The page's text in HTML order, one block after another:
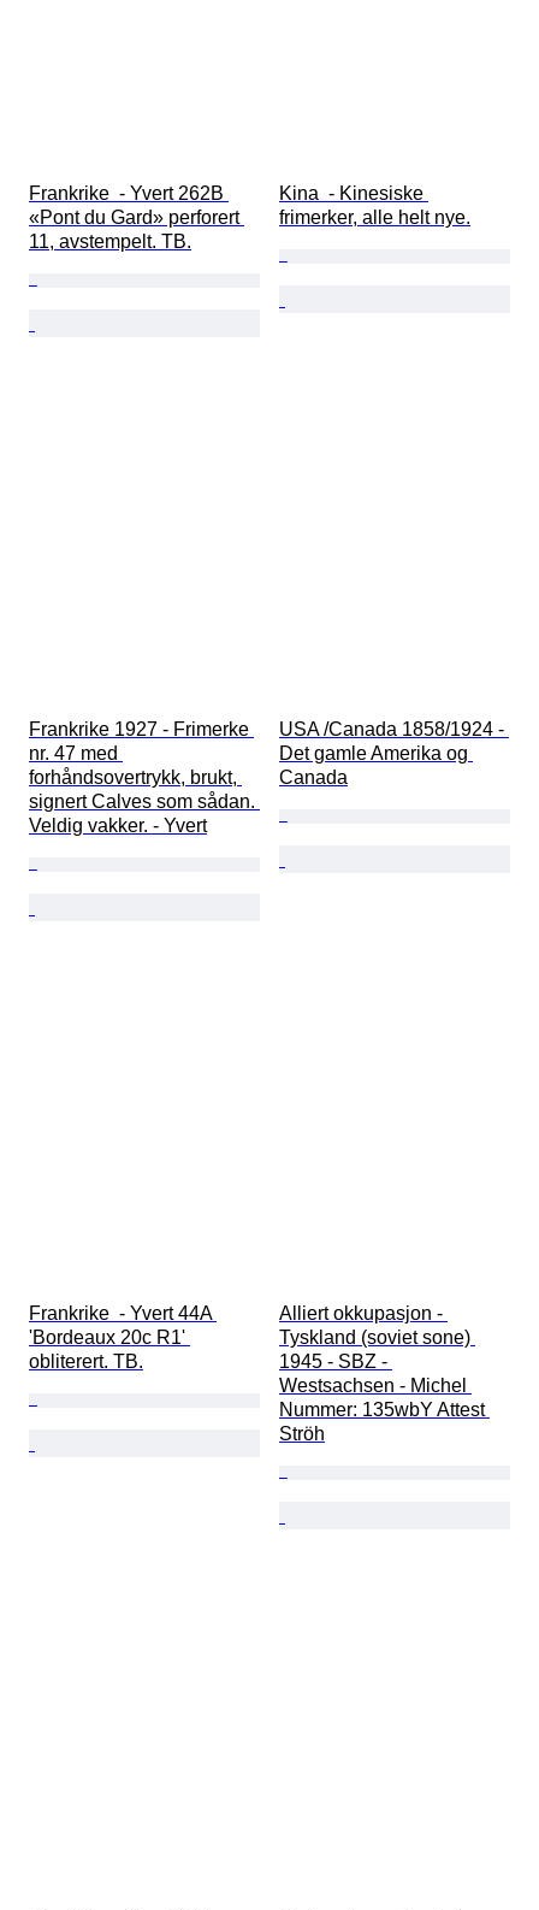
Frankrike  - Yvert 262B
«Pont du Gard» perforert
11, avstempelt. TB.
Kina  - Kinesiske
frimerker, alle helt nye.
Frankrike 1927 - Frimerke
nr. 47 med
forhåndsovertrykk, brukt,
signert Calves som sådan.
Veldig vakker. - Yvert
USA /Canada 1858/1924 -
Det gamle Amerika og
Canada
Frankrike  - Yvert 44A
'Bordeaux 20c R1'
obliterert. TB.
Alliert okkupasjon -
Tyskland (soviet sone)
1945 - SBZ -
Westsachsen - Michel
Nummer: 135wbY Attest
Ströh